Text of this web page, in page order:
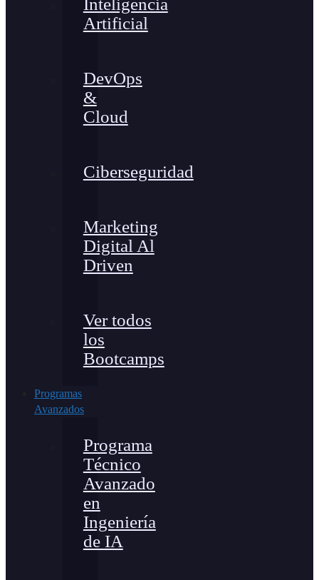
Inteligencia
Artificial
DevOps
&
Cloud
Ciberseguridad
Marketing
Digital Al
Driven
Ver todos
los
Bootcamps
Programas
Avanzados
Programa
Técnico
Avanzado
en
Ingeniería
de IA